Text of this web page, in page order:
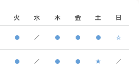
🚃ア
横浜
火 水 木 金 土 日
● ／ ● ● ● ☆
● ／ ● ● ★ ／